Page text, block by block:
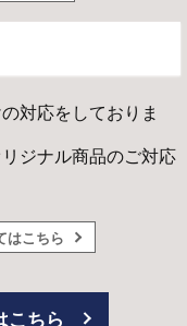
対応をしておりま
ジナル商品のご対応
はこちら
こちら